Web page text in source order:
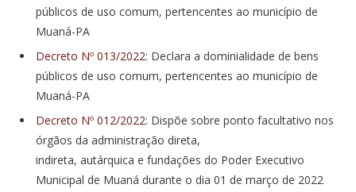
públicos de uso comum, pertencentes ao município de
Muaná-PA
Decreto Nº 013/2022: Declara a dominialidade de bens
públicos de uso comum, pertencentes ao município de
Muaná-PA
Decreto Nº 012/2022: Dispõe sobre ponto facultativo nos
órgãos da administração direta,
indireta, autárquica e fundações do Poder Executivo
Municipal de Muaná durante o dia 01 de março de 2022